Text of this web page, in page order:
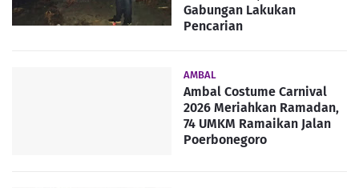
Gabungan Lakukan
Pencarian
AMBAL
Ambal Costume Carnival
2026 Meriahkan Ramadan,
74 UMKM Ramaikan Jalan
Poerbonegoro